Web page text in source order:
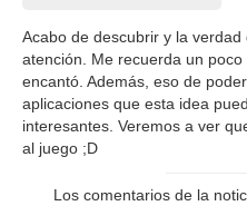
Acabo de descubrir y la
atención. Me recuerda un
encantó. Además, eso de
aplicaciones que esta idea
interesantes. Veremos a ver
al juego ;D
Los comentarios de la